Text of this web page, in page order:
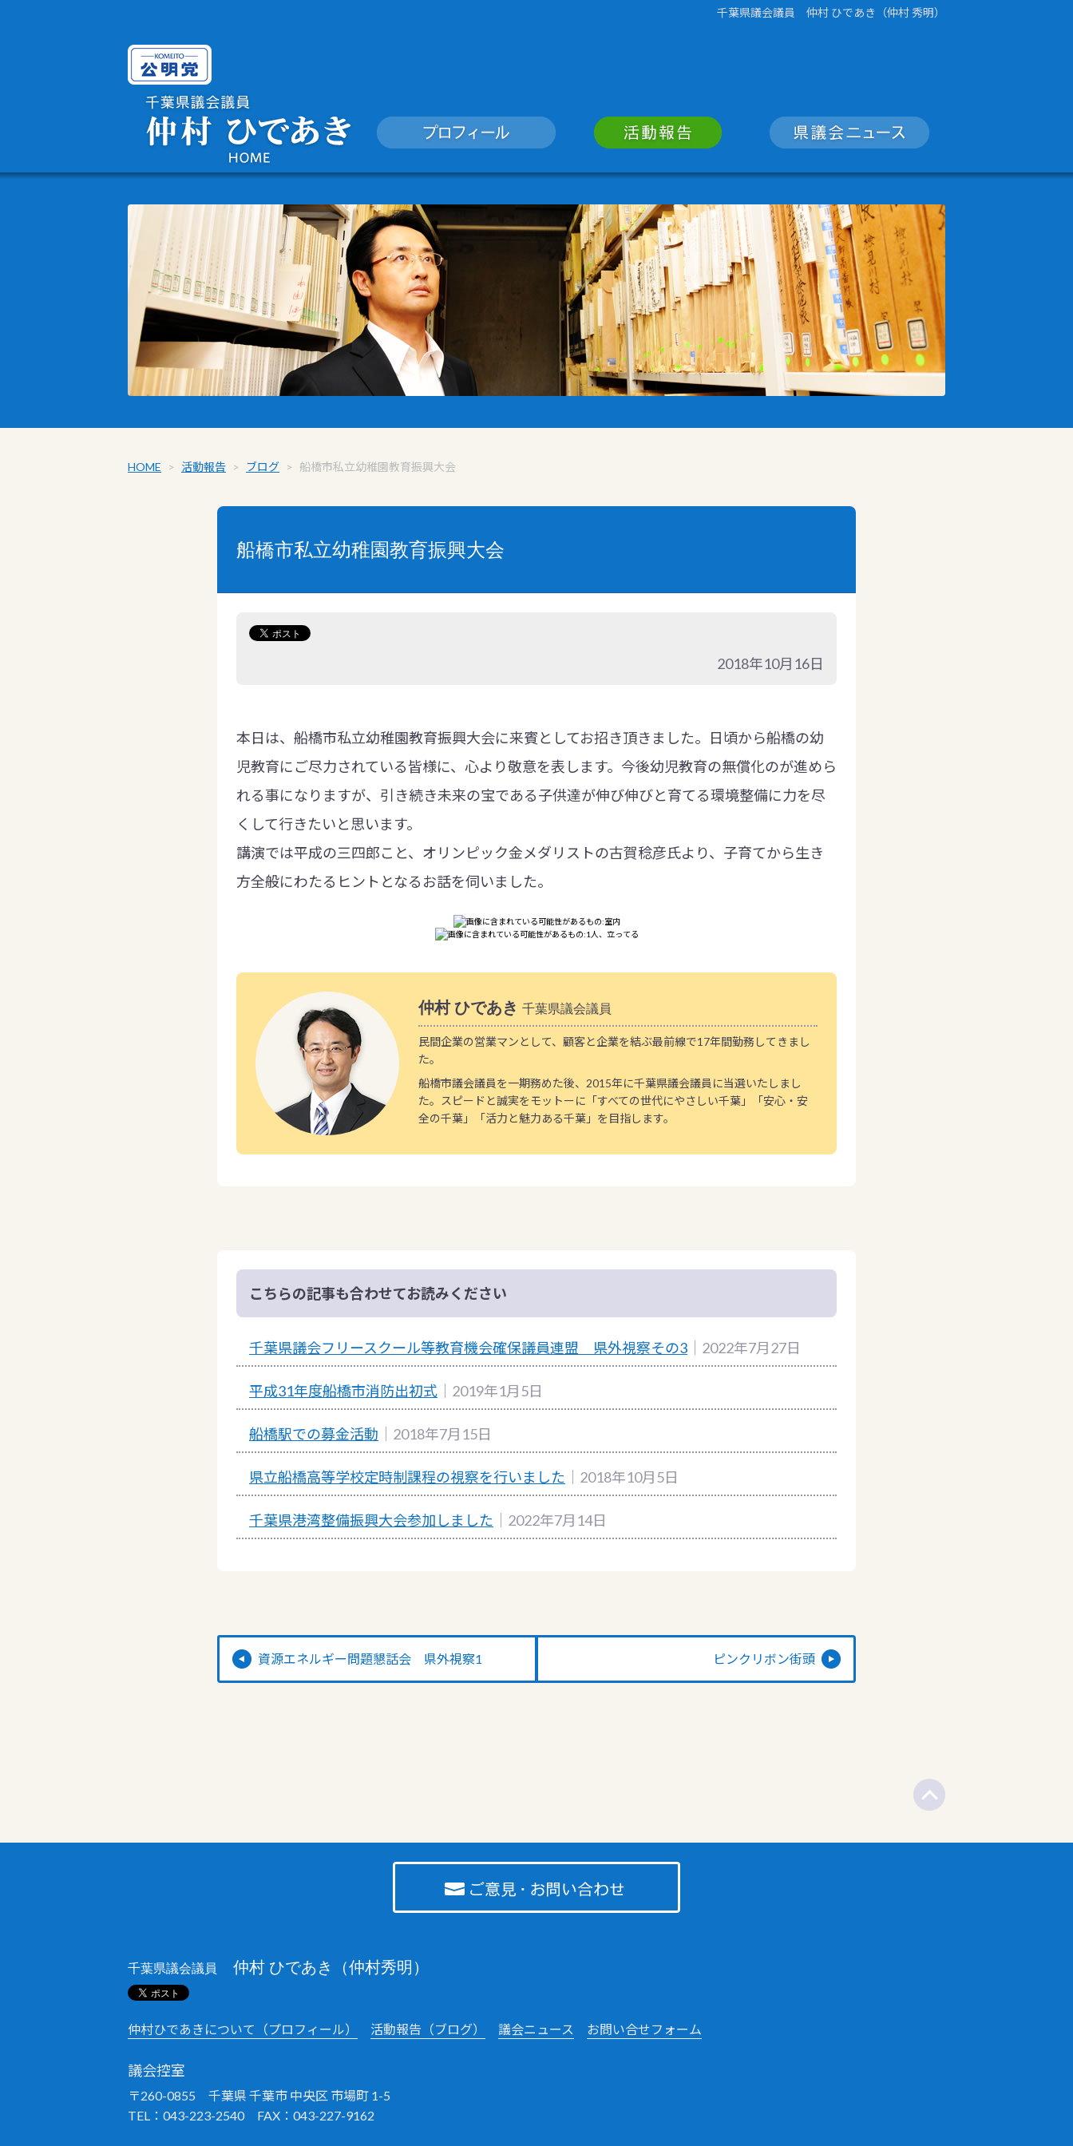
千葉県議会議員 仲村 ひであき（仲村 秀明）
HOME > 活動報告 > ブログ > 船橋市私立幼稚園教育振興大会
船橋市私立幼稚園教育振興大会
2018年10月16日
本日は、船橋市私立幼稚園教育振興大会に来賓としてお招き頂きました。日頃から船橋の幼
児教育にご尽力されている皆様に、心より敬意を表します。今後幼児教育の無償化のが進めら
れる事になりますが、引き続き未来の宝である子供達が伸び伸びと育てる環境整備に力を尽
くして行きたいと思います。
講演では平成の三四郎こと、オリンピック金メダリストの古賀稔彦氏より、子育てから生き
方全般にわたるヒントとなるお話を伺いました。
仲村 ひであき 千葉県議会議員
民間企業の営業マンとして、顧客と企業を結ぶ最前線で17年間勤務してきまし
た。
船橋市議会議員を一期務めた後、2015年に千葉県議会議員に当選いたしまし
た。スピードと誠実をモットーに「すべての世代にやさしい千葉」「安心・安
全の千葉」「活力と魅力ある千葉」を目指します。
こちらの記事も合わせてお読みください
千葉県議会フリースクール等教育機会確保議員連盟 県外視察その3 ｜2022年7月27日
平成31年度船橋市消防出初式 ｜2019年1月5日
船橋駅での募金活動 ｜2018年7月15日
県立船橋高等学校定時制課程の視察を行いました ｜2018年10月5日
千葉県港湾整備振興大会参加しました ｜2022年7月14日
資源エネルギー問題懇話会 県外視察1 ピンクリボン街頭
千葉県議会議員 仲村 ひであき（仲村秀明）
仲村ひであきについて（プロフィール） 活動報告（ブログ） 議会ニュース お問い合せフォーム
議会控室
〒260-0855 千葉県 千葉市 中央区 市場町 1-5
TEL：043-223-2540 FAX：043-227-9162